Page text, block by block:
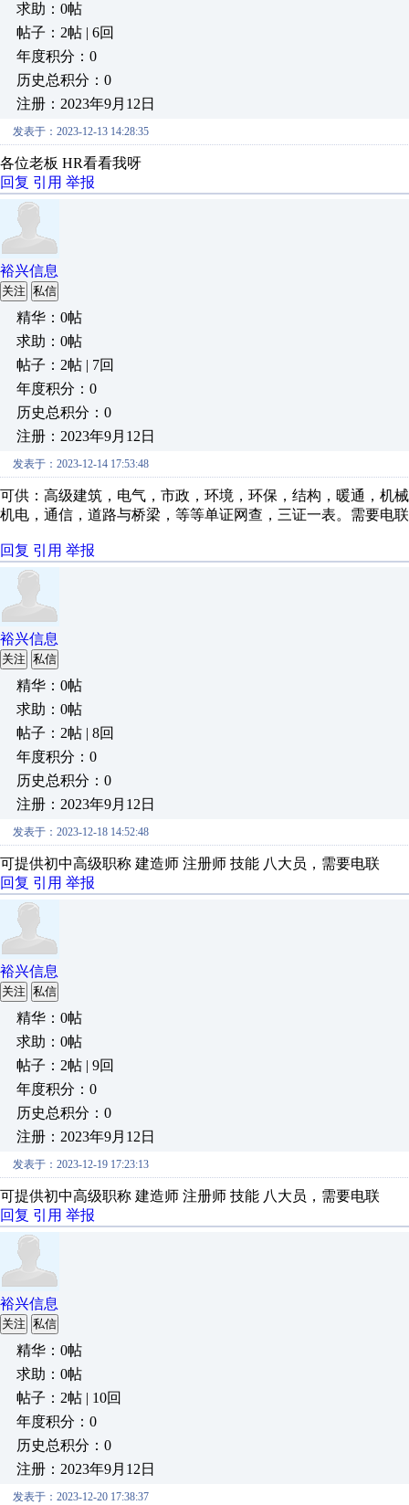
求助：0帖
帖子：2帖 | 6回
年度积分：0
历史总积分：0
注册：2023年9月12日
发表于：2023-12-13 14:28:35
各位老板 HR看看我呀
回复 引用 举报
裕兴信息
关注 私信
精华：0帖
求助：0帖
帖子：2帖 | 7回
年度积分：0
历史总积分：0
注册：2023年9月12日
发表于：2023-12-14 17:53:48
可供：高级建筑，电气，市政，环境，环保，结构，暖通，机
机电，通信，道路与桥梁，等等单证网查，三证一表。需要电联
回复 引用 举报
裕兴信息
关注 私信
精华：0帖
求助：0帖
帖子：2帖 | 8回
年度积分：0
历史总积分：0
注册：2023年9月12日
发表于：2023-12-18 14:52:48
可提供初中高级职称 建造师 注册师 技能 八大员，需要电联
回复 引用 举报
裕兴信息
关注 私信
精华：0帖
求助：0帖
帖子：2帖 | 9回
年度积分：0
历史总积分：0
注册：2023年9月12日
发表于：2023-12-19 17:23:13
可提供初中高级职称 建造师 注册师 技能 八大员，需要电联
回复 引用 举报
裕兴信息
关注 私信
精华：0帖
求助：0帖
帖子：2帖 | 10回
年度积分：0
历史总积分：0
注册：2023年9月12日
发表于：2023-12-20 17:38:37